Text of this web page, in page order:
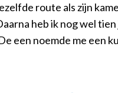
route als zijn
heb ik nog wel
een noemde me een